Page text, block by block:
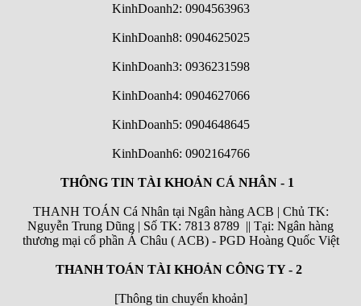
KinhDoanh2: 0904563963
KinhDoanh8: 0904625025
KinhDoanh3: 0936231598
KinhDoanh4: 0904627066
KinhDoanh5: 0904648645
KinhDoanh6: 0902164766
THÔNG TIN TÀI KHOẢN CÁ NHÂN - 1
THANH TOÁN Cá Nhân tại Ngân hàng ACB | Chủ TK:
Nguyễn Trung Dũng | Số TK: 7813 8789 || Tại: Ngân hàng
thương mại cổ phần Á Châu ( ACB) - PGD Hoàng Quốc Việt
THANH TOÁN TÀI KHOẢN CÔNG TY - 2
[Thông tin chuyển khoản]